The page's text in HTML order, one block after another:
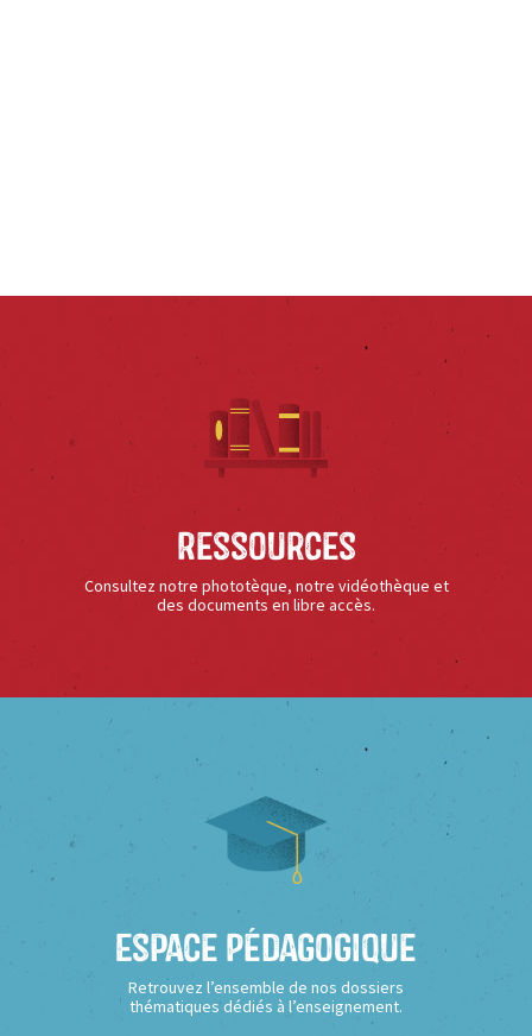
Ressources
Consultez notre phototèque, notre vidéothèque et
des documents en libre accès.
Espace Pédagogique
Retrouvez l’ensemble de nos dossiers
thématiques dédiés à l’enseignement.